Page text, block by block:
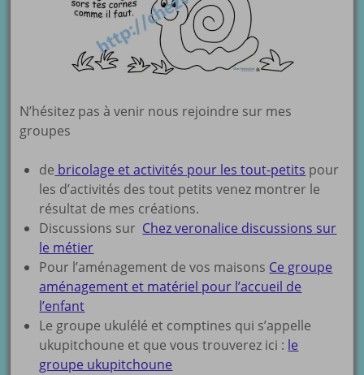
N’hésitez pas à venir nous rejoindre sur mes
groupes
de bricolage et activités pour les tout-petits pour
les d’activités des tout petits venez montrer le
résultat de mes créations.
Discussions sur Chez veronalice discussions sur
le métier
Pour l’aménagement de vos maisons Ce groupe
aménagement et matériel pour l’accueil de
l’enfant
Le groupe ukulélé et comptines qui s’appelle
ukupitchoune et que vous trouverez ici : le
groupe ukupitchoune